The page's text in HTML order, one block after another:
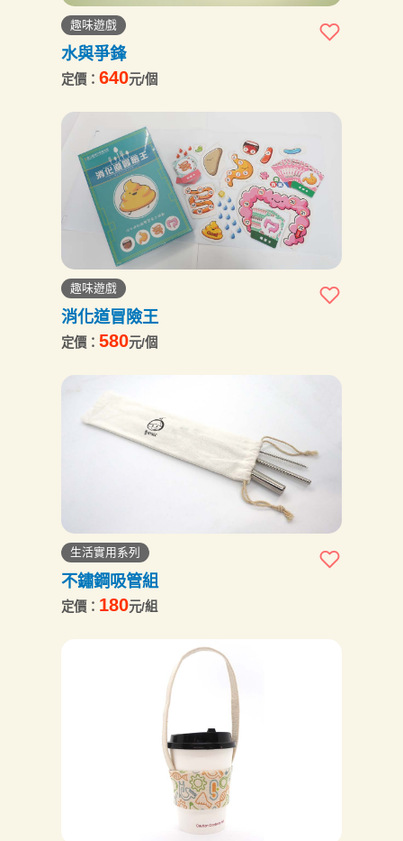
趣味遊戲
水與爭鋒
定價：640元/個
趣味遊戲
消化道冒險王
定價：580元/個
生活實用系列
不鏽鋼吸管組
定價： 180元/組